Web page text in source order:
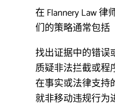
在 Flannery Law
们的策略通常包括
找出证据中的错误
质疑非法拦截或程
在事实或法律支持
就非移动违规行为